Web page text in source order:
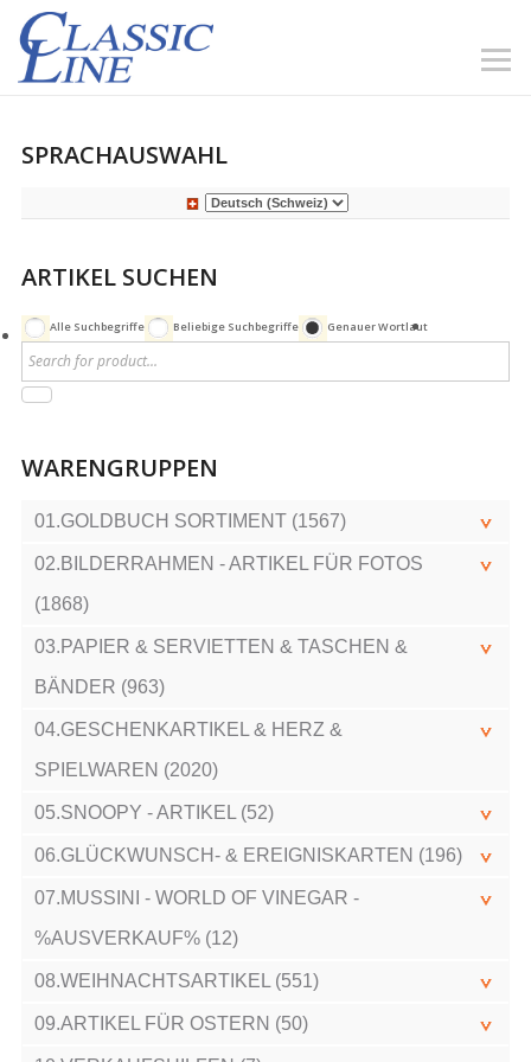
SPRACHAUSWAHL
ARTIKEL SUCHEN
Alle Suchbegriffe Beliebige Suchbegriffe Genauer Wortlaut
WARENGRUPPEN
01.GOLDBUCH SORTIMENT (1567)
02.BILDERRAHMEN - ARTIKEL FÜR FOTOS
(1868)
03.PAPIER & SERVIETTEN & TASCHEN &
BÄNDER (963)
04.GESCHENKARTIKEL & HERZ &
SPIELWAREN (2020)
05.SNOOPY - ARTIKEL (52)
06.GLÜCKWUNSCH- & EREIGNISKARTEN (196)
07.MUSSINI - WORLD OF VINEGAR -
%AUSVERKAUF% (12)
08.WEIHNACHTSARTIKEL (551)
09.ARTIKEL FÜR OSTERN (50)